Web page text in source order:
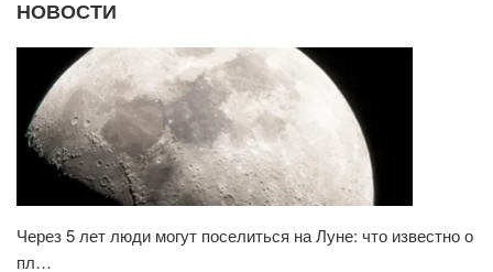
НОВОСТИ
Через 5 лет люди могут поселиться на Луне: что известно о
пл…